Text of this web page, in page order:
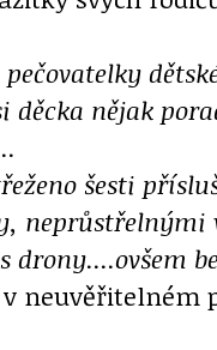
děcka nějak
šesti
neprůstřelnými
drony....ovšem
neuvěřitelném